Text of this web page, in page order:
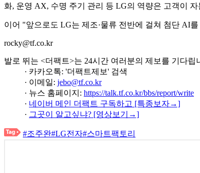
화, 운영 AX, 수명 주기 관리 등 LG의 역량은 고객이
이어 "앞으로도 LG는 제조·물류 전반에 걸쳐 첨단 AI
rocky@tf.co.kr
발로 뛰는 <더팩트>는 24시간 여러분의 제보를 기다립
· 카카오톡: '더팩트제보' 검색
· 이메일: jebo@tf.co.kr
· 뉴스 홈페이지: https://talk.tf.co.kr/bbs/report/write
· 네이버 메인 더팩트 구독하고 [특종보자→]
· 그곳이 알고싶냐? [영상보기→]
#조주완#LG전자#스마트팩토리